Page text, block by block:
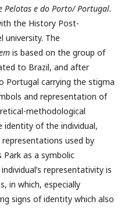
Pelotas e do Porto/ Portugal.
the History Post-
university. The
is based on the group of
to Brazil, and after
Portugal carrying the stigma
and representation of
methodological
identity of the individual,
used by
Park as a symbolic
representativity is
in which, especially
signs of identity which also